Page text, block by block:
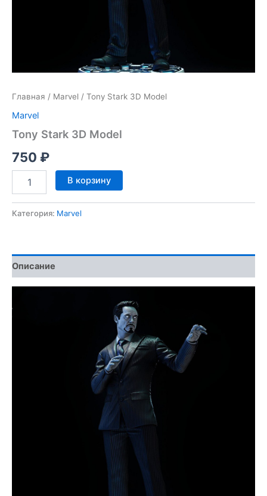
Главная / Marvel / Tony Stark 3D Model
Marvel
Tony Stark 3D Model
750 ₽
Количество
товара
Stark
В корзину
Категория: Marvel
Описание